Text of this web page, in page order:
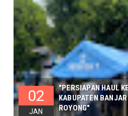
"PERSIAPAN HAUL
KABUPATEN
ROYONG"
02
JAN